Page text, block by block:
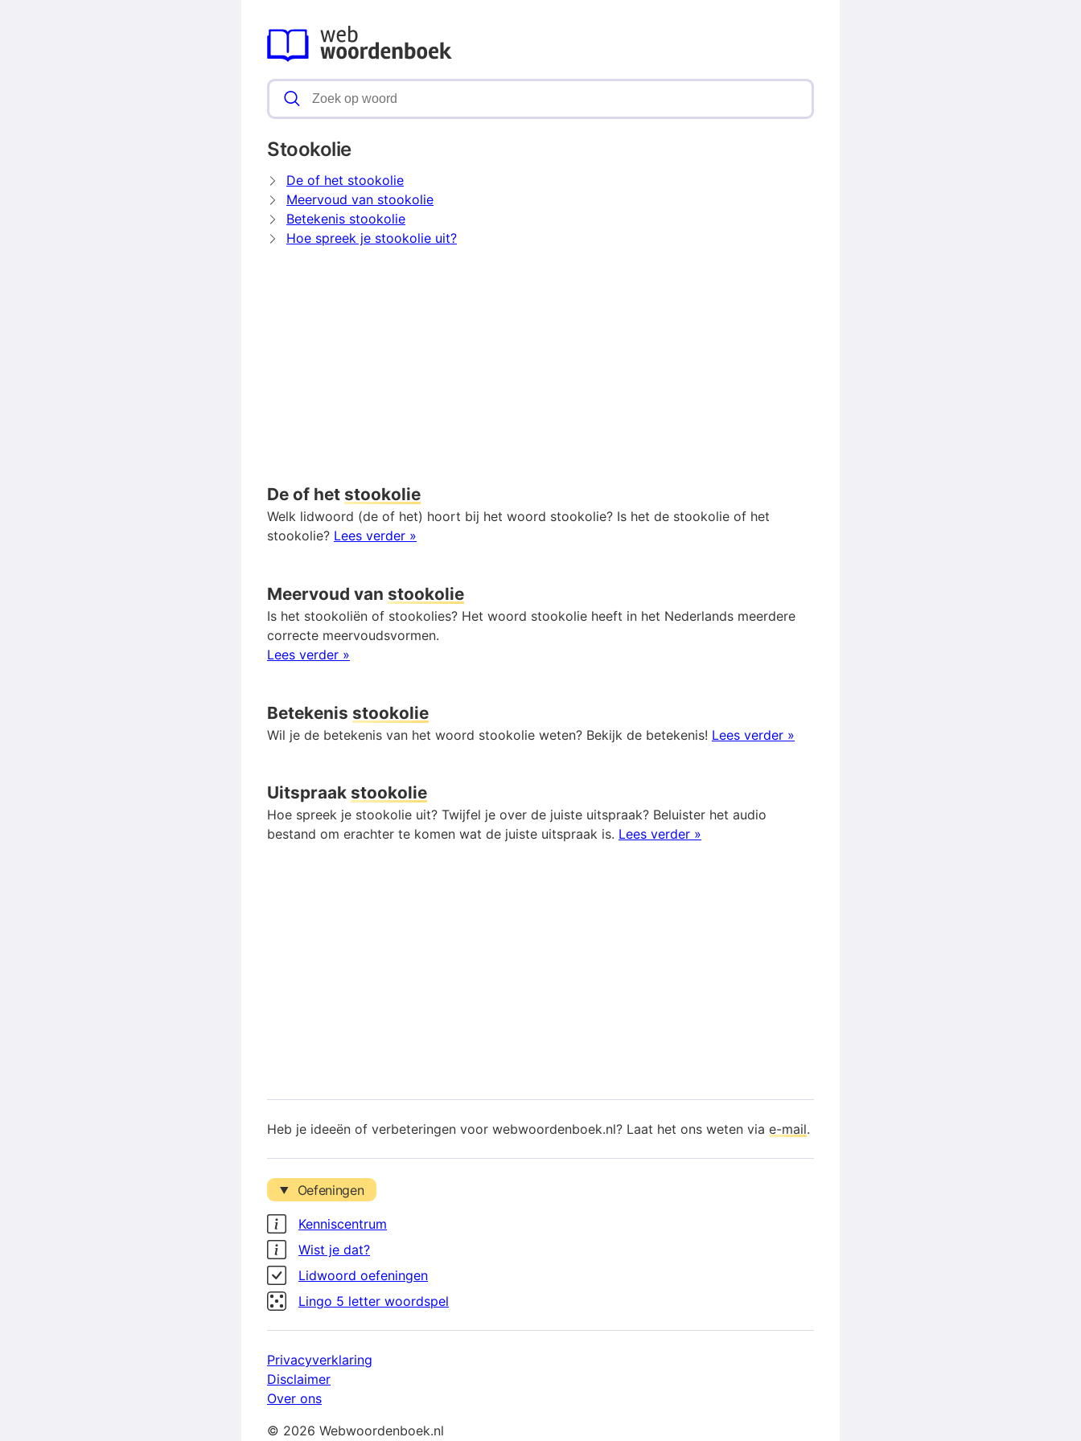
Stookolie
De of het stookolie
Meervoud van stookolie
Betekenis stookolie
Hoe spreek je stookolie uit?
De of het stookolie
Welk lidwoord (de of het) hoort bij het woord stookolie? Is het de stookolie of het
stookolie? Lees verder »
Meervoud van stookolie
Is het stookoliën of stookolies? Het woord stookolie heeft in het Nederlands meerdere
correcte meervoudsvormen.
Lees verder »
Betekenis stookolie
Wil je de betekenis van het woord stookolie weten? Bekijk de betekenis! Lees verder »
Uitspraak stookolie
Hoe spreek je stookolie uit? Twijfel je over de juiste uitspraak? Beluister het audio
bestand om erachter te komen wat de juiste uitspraak is. Lees verder »
Heb je ideeën of verbeteringen voor webwoordenboek.nl? Laat het ons weten via e-mail.
Oefeningen
Kenniscentrum
Wist je dat?
Lidwoord oefeningen
Lingo 5 letter woordspel
Privacyverklaring
Disclaimer
Over ons
© 2026 Webwoordenboek.nl